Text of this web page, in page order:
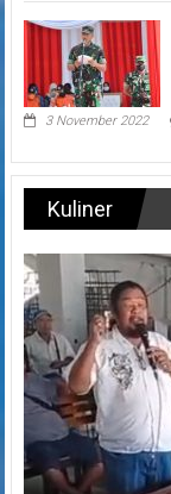
3 November 2022
Kuliner